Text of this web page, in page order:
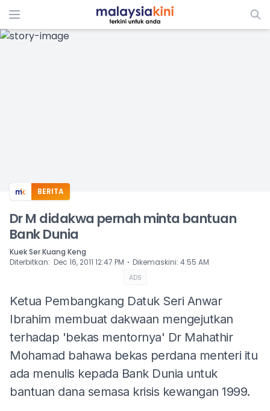
ADS
BERITA
Dr M didakwa pernah minta bantuan
Bank Dunia
Kuek Ser Kuang Keng
Diterbitkan: Dec 16, 2011 12:47 PM ⋅ Dikemaskini: 4:55 AM
ADS
Ketua Pembangkang Datuk Seri Anwar
Ibrahim membuat dakwaan mengejutkan
terhadap 'bekas mentornya' Dr Mahathir
Mohamad bahawa bekas perdana menteri itu
ada menulis kepada Bank Dunia untuk
bantuan dana semasa krisis kewangan 1999.